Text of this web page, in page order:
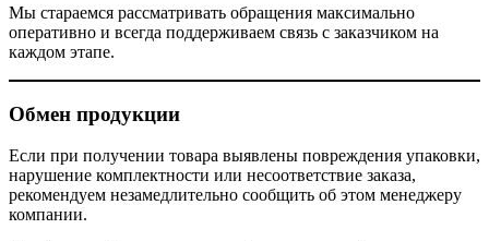
Мы стараемся рассматривать обращения максимально
оперативно и всегда поддерживаем связь с заказчиком на
каждом этапе.
Обмен продукции
Если при получении товара выявлены повреждения упаковки,
нарушение комплектности или несоответствие заказа,
рекомендуем незамедлительно сообщить об этом менеджеру
компании.